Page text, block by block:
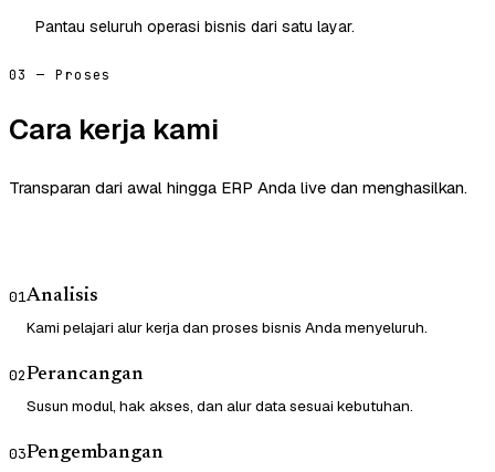
Pantau seluruh operasi bisnis dari satu layar.
03 — Proses
Cara kerja kami
Transparan dari awal hingga ERP Anda live dan menghasilkan.
01Analisis
Kami pelajari alur kerja dan proses bisnis Anda menyeluruh.
02Perancangan
Susun modul, hak akses, dan alur data sesuai kebutuhan.
03Pengembangan